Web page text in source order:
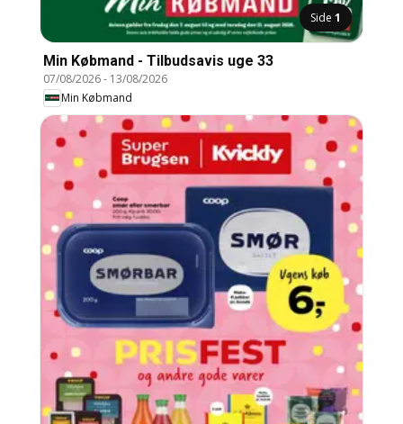
Side 1
Min Købmand - Tilbudsavis uge 33
07/08/2026- 13/08/2026
Min Købmand